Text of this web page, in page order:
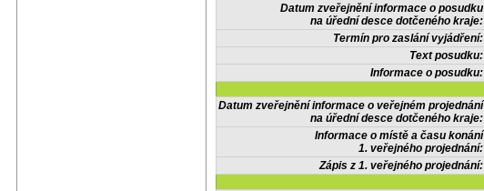
Datum zveřejnění informace o posudku
na úřední desce dotčeného kraje:
Termín pro zaslání vyjádření:
Text posudku:
Informace o posudku:
Datum zveřejnění informace o veřejném projednání
na úřední desce dotčeného kraje:
Informace o místě a času konání
1. veřejného projednání:
Zápis z 1. veřejného projednání: